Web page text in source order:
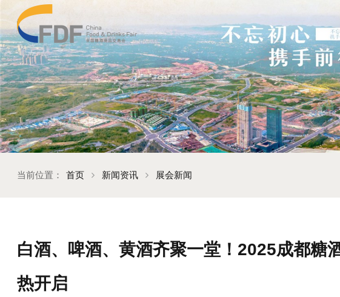
当前位置： 首页 新闻资讯 展会新闻
白酒、啤酒、黄酒齐聚一堂！2025成都糖
热开启